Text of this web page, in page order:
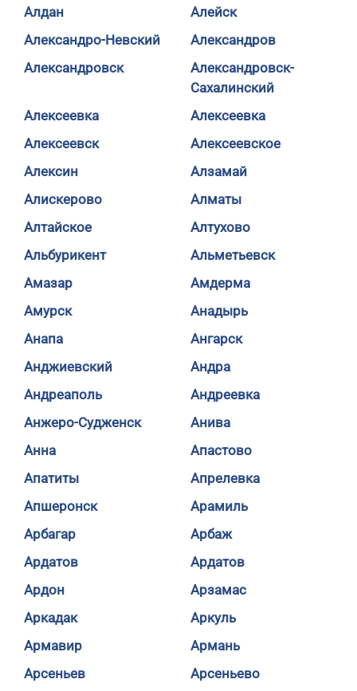
Алдан
Алейск
Александро-Невский
Александров
Александровск
Александровск-
Сахалинский
Алексеевка
Алексеевка
Алексеевск
Алексеевское
Алексин
Алзамай
Алискерово
Алматы
Алтайское
Алтухово
Альбурикент
Альметьевск
Амазар
Амдерма
Амурск
Анадырь
Анапа
Ангарск
Анджиевский
Андра
Андреаполь
Андреевка
Анжеро-Судженск
Анива
Анна
Апастово
Апатиты
Апрелевка
Апшеронск
Арамиль
Арбагар
Арбаж
Ардатов
Ардатов
Ардон
Арзамас
Аркадак
Аркуль
Армавир
Армань
Арсеньев
Арсеньево